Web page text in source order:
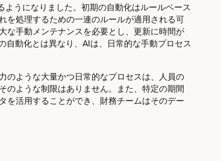
うになりました。初期の自動化はルールベース
を処理するための一連のルールが適用される可
な手動メンテナンスを必要とし、更新に時間が
動化とは異なり、AIは、日常的な手動プロセス
のような大量かつ日常的なプロセスは、人員の
のような制限はありません。また、特定の期間
を活用することができ、財務チームはそのデー